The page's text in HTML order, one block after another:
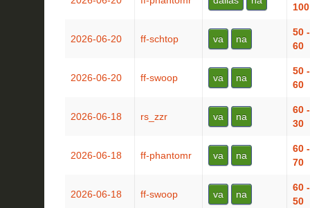
100
2026-06-20 ff-schtop va na
50 -
60
2026-06-20 ff-swoop va na
50 -
60
2026-06-18 rs_zzr va na
60 -
30
2026-06-18 ff-phantomr va na
60 -
70
2026-06-18 ff-swoop va na
60 -
50